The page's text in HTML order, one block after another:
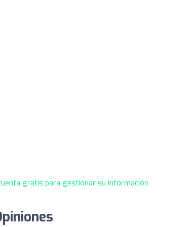
gratis para gestionar su información